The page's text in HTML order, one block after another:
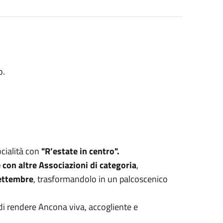
con "R’estate in centro".
altre Associazioni di categoria,
, trasformandolo in un palcoscenico
rendere Ancona viva, accogliente e